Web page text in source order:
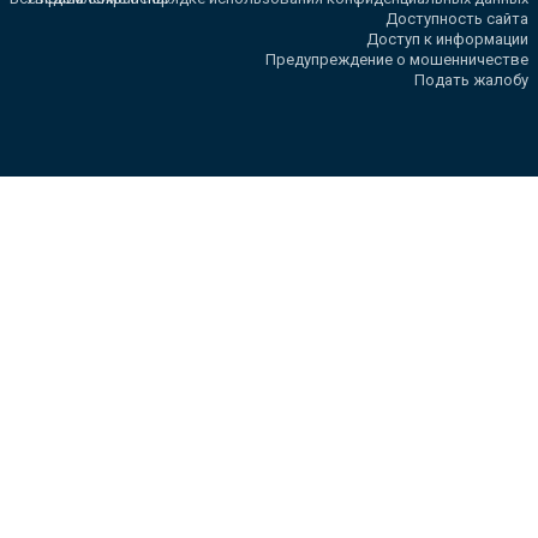
Доступность сайта
Доступ к информации
Предупреждение о мошенничестве
Подать жалобу